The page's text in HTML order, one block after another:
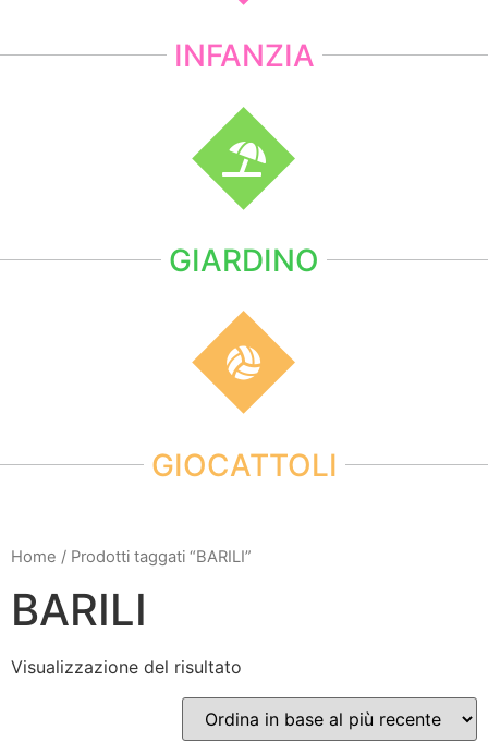
INFANZIA
GIARDINO
GIOCATTOLI
Home / Prodotti taggati “BARILI”
BARILI
Visualizzazione del risultato